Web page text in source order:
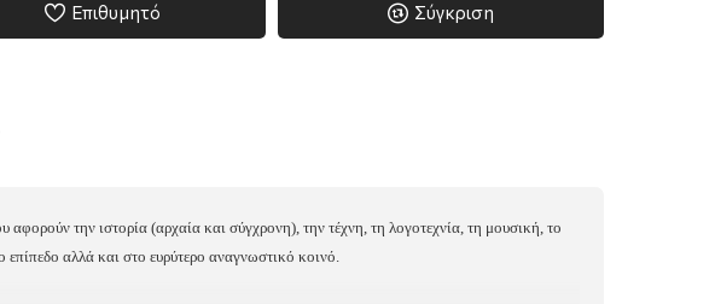
Επιθυμητό Σύγκριση
την ιστορία (αρχαία και σύγχρονη), την τέχνη, τη λογοτεχνία, τη μουσική, το
αλλά και στο ευρύτερο αναγνωστικό κοινό.